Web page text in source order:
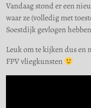
Vandaag stond er een
waar ze (volledig met
Soestdijk gevlogen
Leuk om te kijken dus en
FPV vliegkunsten